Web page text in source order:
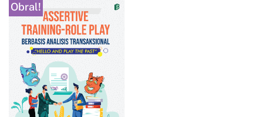
Obral!